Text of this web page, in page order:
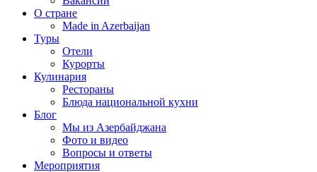
О стране
Made in Azerbaijan
Туры
Отели
Курорты
Кулинария
Рестораны
Блюда национальной кухни
Блог
Мы из Азербайджана
Фото и видео
Вопросы и ответы
Мероприятия